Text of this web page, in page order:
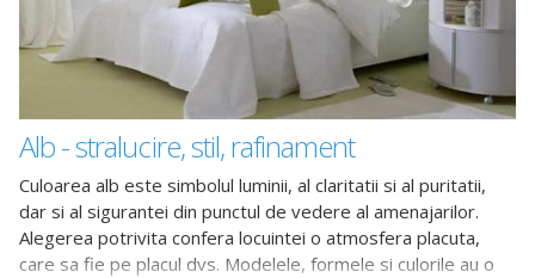
Alb - stralucire, stil, rafinament
Culoarea alb este simbolul luminii, al claritatii si al puritatii,
dar si al sigurantei din punctul de vedere al amenajarilor.
Alegerea potrivita confera locuintei o atmosfera placuta,
care sa fie pe placul dvs. Modelele, formele si culorile au o